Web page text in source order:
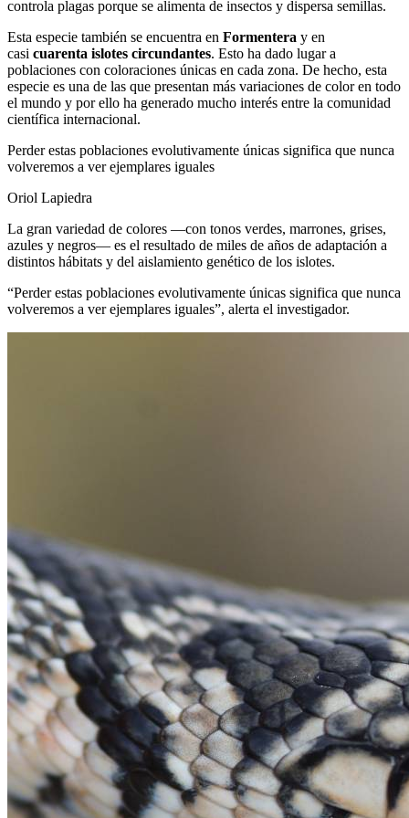
controla plagas porque se alimenta de insectos y dispersa semillas.
Esta especie también se encuentra en Formentera y en
casi cuarenta islotes circundantes. Esto ha dado lugar a
poblaciones con coloraciones únicas en cada zona. De hecho, esta
especie es una de las que presentan más variaciones de color en todo
el mundo y por ello ha generado mucho interés entre la comunidad
científica internacional.
Perder estas poblaciones evolutivamente únicas significa que nunca
volveremos a ver ejemplares iguales
Oriol Lapiedra
La gran variedad de colores —con tonos verdes, marrones, grises,
azules y negros— es el resultado de miles de años de adaptación a
distintos hábitats y del aislamiento genético de los islotes.
“Perder estas poblaciones evolutivamente únicas significa que nunca
volveremos a ver ejemplares iguales”, alerta el investigador.